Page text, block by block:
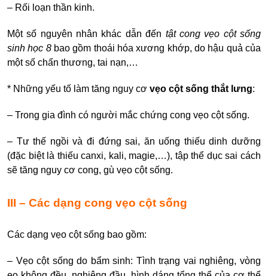
– Rối loạn thần kinh.
Một số nguyên nhân khác dẫn đến tật cong vẹo cột sống
sinh học 8 bao gồm thoái hóa xương khớp, do hậu quả của
một số chấn thương, tai nạn,…
* Những yếu tố làm tăng nguy cơ vẹo cột sống thắt lưng:
– Trong gia đình có người mắc chứng cong vẹo cột sống.
– Tư thế ngồi và đi đứng sai, ăn uống thiếu dinh dưỡng
(đặc biệt là thiếu canxi, kali, magie,…), tập thể dục sai cách
sẽ tăng nguy cơ cong, gù vẹo cột sống.
III – Các dạng cong vẹo cột sống
Các dạng vẹo cột sống bao gồm:
– Vẹo cột sống do bẩm sinh: Tình trạng vai nghiêng, vòng